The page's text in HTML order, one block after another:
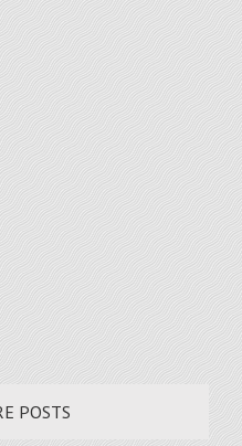
attentive de vos
toutes les imperfections
de syntaxe,
d’altérer le
porter. Correction de
respectivement les
pour la façon [...]
POSTS